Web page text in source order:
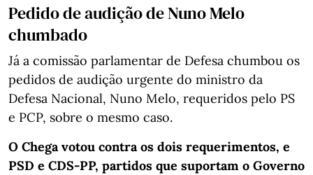
Pedido de audição de Nuno Melo
chumbado
Já a comissão parlamentar de Defesa chumbou os
pedidos de audição urgente do ministro da
Defesa Nacional, Nuno Melo, requeridos pelo PS
e PCP, sobre o mesmo caso.
O Chega votou contra os dois requerimentos, e
PSD e CDS-PP, partidos que suportam o Governo